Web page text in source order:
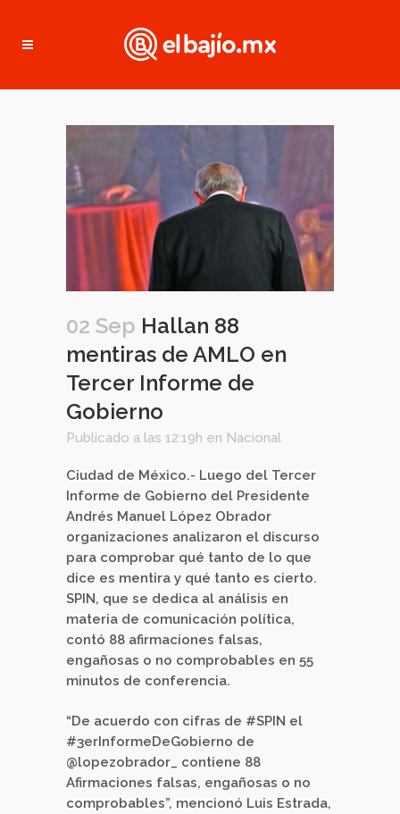
02 Sep Hallan 88
mentiras de AMLO en
Tercer Informe de
Gobierno
Publicado a las 12:19h en Nacional
Ciudad de México.- Luego del Tercer
Informe de Gobierno del Presidente
Andrés Manuel López Obrador
organizaciones analizaron el discurso
para comprobar qué tanto de lo que
dice es mentira y qué tanto es cierto.
SPIN, que se dedica al análisis en
materia de comunicación política,
contó 88 afirmaciones falsas,
engañosas o no comprobables en 55
minutos de conferencia.
“De acuerdo con cifras de #SPIN el
#3erInformeDeGobierno de
@lopezobrador_ contiene 88
Afirmaciones falsas, engañosas o no
comprobables”, mencionó Luis Estrada,